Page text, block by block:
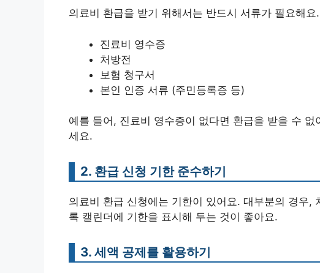
의료비 환급을 받기 위해서는 반드시 서류가 필요해
진료비 영수증
처방전
보험 청구서
본인 인증 서류 (주민등록증 등)
예를 들어, 진료비 영수증이 없다면 환급을 받을 수
세요.
2. 환급 신청 기한 준수하기
의료비 환급 신청에는 기한이 있어요. 대부분의 경우,
록 캘린더에 기한을 표시해 두는 것이 좋아요.
3. 세액 공제를 활용하기